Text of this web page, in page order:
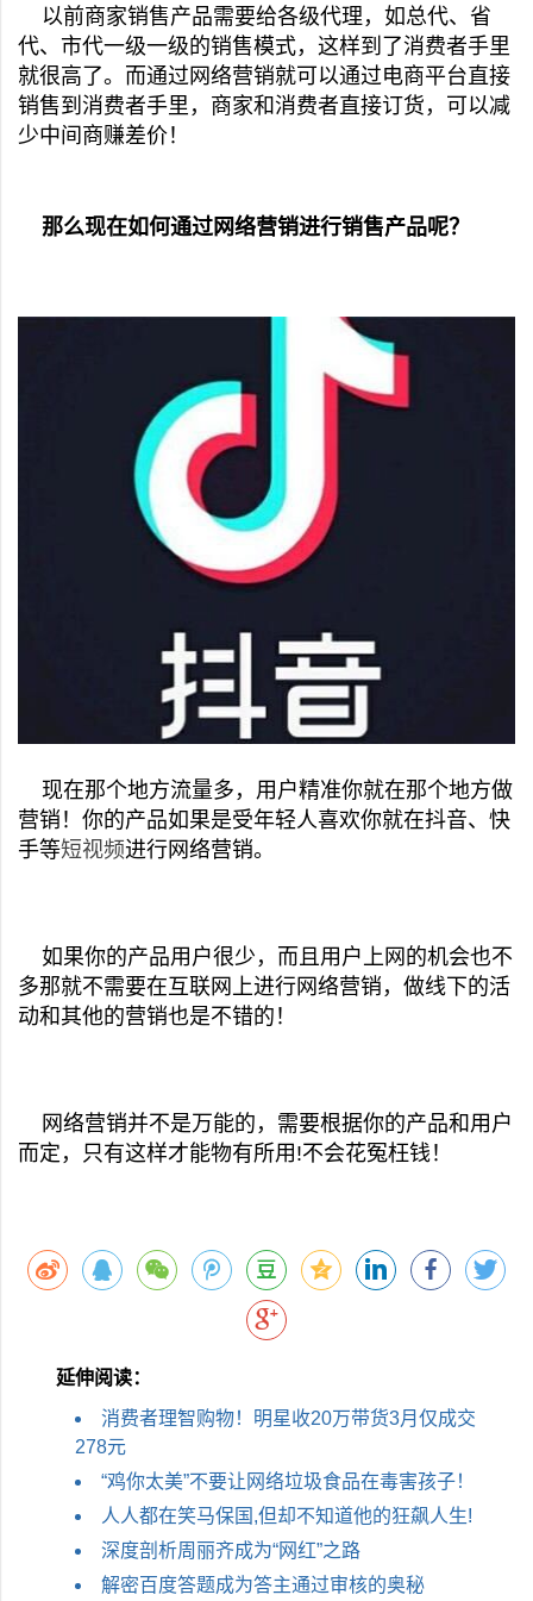
以前商家销售产品需要给各级代理，如总代、省
代、市代一级一级的销售模式，这样到了消费者手里
就很高了。而通过网络营销就可以通过电商平台直接
销售到消费者手里，商家和消费者直接订货，可以减
少中间商赚差价！
那么现在如何通过网络营销进行销售产品呢？
现在那个地方流量多，用户精准你就在那个地方做
营销！你的产品如果是受年轻人喜欢你就在抖音、快
手等短视频进行网络营销。
如果你的产品用户很少，而且用户上网的机会也不
多那就不需要在互联网上进行网络营销，做线下的活
动和其他的营销也是不错的！
网络营销并不是万能的，需要根据你的产品和用户
而定，只有这样才能物有所用!不会花冤枉钱！
延伸阅读：
消费者理智购物！明星收20万带货3月仅成交
278元
“鸡你太美”不要让网络垃圾食品在毒害孩子！
人人都在笑马保国,但却不知道他的狂飙人生!
深度剖析周丽齐成为“网红”之路
解密百度答题成为答主通过审核的奥秘